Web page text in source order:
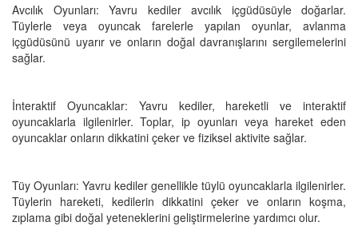
Avcılık Oyunları: Yavru kediler avcılık içgüdüsüyle doğarlar.
Tüylerle veya oyuncak farelerle yapılan oyunlar, avlanma
içgüdüsünü uyarır ve onların doğal davranışlarını sergilemelerini
sağlar.
İnteraktif Oyuncaklar: Yavru kediler, hareketli ve interaktif
oyuncaklarla ilgilenirler. Toplar, ip oyunları veya hareket eden
oyuncaklar onların dikkatini çeker ve fiziksel aktivite sağlar.
Tüy Oyunları: Yavru kediler genellikle tüylü oyuncaklarla ilgilenirler.
Tüylerin hareketi, kedilerin dikkatini çeker ve onların koşma,
zıplama gibi doğal yeteneklerini geliştirmelerine yardımcı olur.